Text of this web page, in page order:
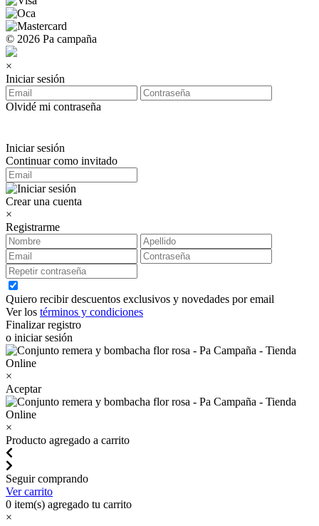
© 2026 Pa campaña
×
Iniciar sesión
Olvidé mi contraseña
Iniciar sesión
Continuar como invitado
Crear una cuenta
×
Registrarme
Quiero recibir descuentos exclusivos y novedades por email
Ver los términos y condiciones
Finalizar registro
o iniciar sesión
×
Aceptar
×
Producto agregado a carrito
Seguir comprando
Ver carrito
0 item(s) agregado tu carrito
×